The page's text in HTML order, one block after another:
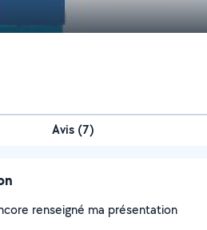
Avis (7)
renseigné ma présentation